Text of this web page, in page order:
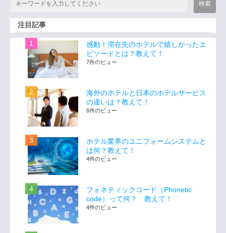
注目記事
感動！滞在先のホテルで嬉しかったエ
ピソードとは？教えて！
7件のビュー
海外のホテルと日本のホテルサービス
の違いは？教えて！
6件のビュー
ホテル業界のユニフォームシステムと
は何？教えて！
4件のビュー
フォネティックコード（Phonetic
code）って何？ 教えて！
4件のビュー